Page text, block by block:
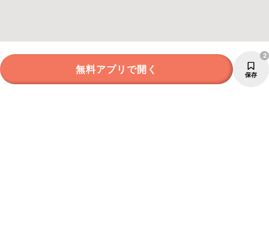
無料アプリで開く 保存
2